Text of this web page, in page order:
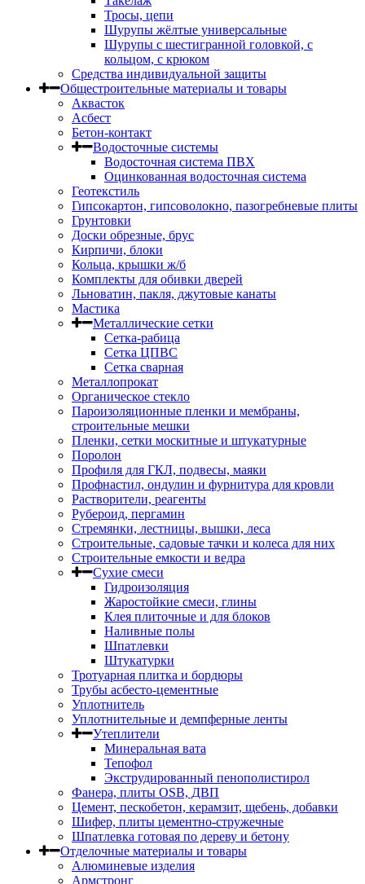
Тросы, цепи
Шурупы жёлтые универсальные
Шурупы с шестигранной головкой, с
кольцом, с крюком
Средства индивидуальной защиты
Общестроительные материалы и товары
Аквасток
Асбест
Бетон-контакт
Водосточные системы
Водосточная система ПВХ
Оцинкованная водосточная система
Геотекстиль
Гипсокартон, гипсоволокно, пазогребневые плиты
Грунтовки
Доски обрезные, брус
Кирпичи, блоки
Кольца, крышки ж/б
Комплекты для обивки дверей
Льноватин, пакля, джутовые канаты
Мастика
Металлические сетки
Сетка-рабица
Сетка ЦПВС
Сетка сварная
Металлопрокат
Органическое стекло
Пароизоляционные пленки и мембраны,
строительные мешки
Пленки, сетки москитные и штукатурные
Поролон
Профиля для ГКЛ, подвесы, маяки
Профнастил, ондулин и фурнитура для кровли
Растворители, реагенты
Рубероид, пергамин
Стремянки, лестницы, вышки, леса
Строительные, садовые тачки и колеса для них
Строительные емкости и ведра
Сухие смеси
Гидроизоляция
Жаростойкие смеси, глины
Клея плиточные и для блоков
Наливные полы
Шпатлевки
Штукатурки
Тротуарная плитка и бордюры
Трубы асбесто-цементные
Уплотнитель
Уплотнительные и демпферные ленты
Утеплители
Минеральная вата
Тепофол
Экструдированный пенополистирол
Фанера, плиты OSB, ДВП
Цемент, пескобетон, керамзит, щебень, добавки
Шифер, плиты цементно-стружечные
Шпатлевка готовая по дереву и бетону
Отделочные материалы и товары
Алюминевые изделия
Армстронг